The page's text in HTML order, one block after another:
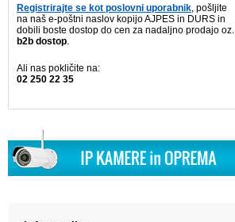
Registrirajte se kot poslovni uporabnik, pošljite
na naš e-poštni naslov kopijo AJPES in DURS in
dobili boste dostop do cen za nadaljno prodajo oz.
b2b dostop.
Ali nas pokličite na:
02 250 22 35